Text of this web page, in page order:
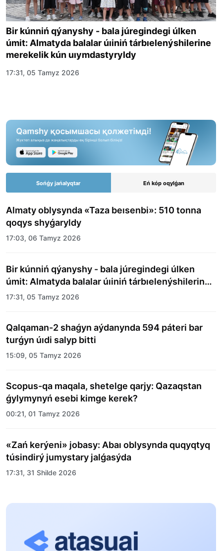
Bir kúnniń qýanyshy - bala júregindegi úlken
úmit: Almatyda balalar úıiniń tárbıelenýshilerine
merekelik kún uıymdastyryldy
17:31, 05 Tamyz 2026
Sońǵy jańalyqtar Eń kóp oqylǵan
Almaty oblysynda «Taza beısenbi»: 510 tonna
qoqys shyǵaryldy
17:03, 06 Tamyz 2026
Bir kúnniń qýanyshy - bala júregindegi úlken
úmit: Almatyda balalar úıiniń tárbıelenýshilerine
merekelik kún uıymdastyryldy
17:31, 05 Tamyz 2026
Qalqaman-2 shaǵyn aýdanynda 594 páteri bar
turǵyn úıdi salyp bitti
15:09, 05 Tamyz 2026
Scopus-qa maqala, shetelge qarjy: Qazaqstan
ǵylymynyń esebi kimge kerek?
00:21, 01 Tamyz 2026
«Zań kerýeni» jobasy: Abaı oblysynda quqyqtyq
túsindirý jumystary jalǵasýda
17:31, 31 Shilde 2026
Halyqaralyq «Formýla-1 H2O» jarysyn Qonaev
13:13, 30 Shilde 2026